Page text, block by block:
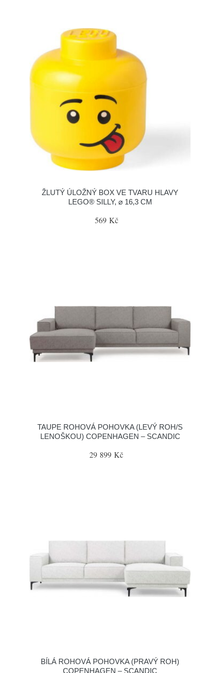
ŽLUTÝ ÚLOŽNÝ BOX VE TVARU HLAVY
LEGO® SILLY, ⌀ 16,3 CM
569 Kč
TAUPE ROHOVÁ POHOVKA (LEVÝ ROH/S
LENOŠKOU) COPENHAGEN – SCANDIC
29 899 Kč
BÍLÁ ROHOVÁ POHOVKA (PRAVÝ ROH)
COPENHAGEN – SCANDIC